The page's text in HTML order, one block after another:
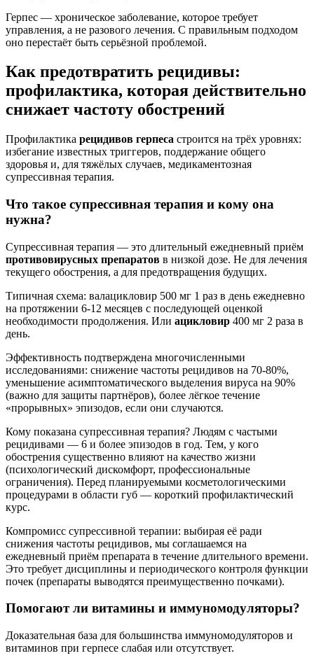
Герпес — хроническое заболевание, которое требует
управления, а не разового лечения. С правильным подходом
оно перестаёт быть серьёзной проблемой.
Как предотвратить рецидивы:
профилактика, которая действительно
снижает частоту обострений
Профилактика рецидивов герпеса строится на трёх уровнях:
избегание известных триггеров, поддержание общего
здоровья и, для тяжёлых случаев, медикаментозная
супрессивная терапия.
Что такое супрессивная терапия и кому она
нужна?
Супрессивная терапия — это длительный ежедневный приём
противовирусных препаратов в низкой дозе. Не для лечения
текущего обострения, а для предотвращения будущих.
Типичная схема: валацикловир 500 мг 1 раз в день ежедневно
на протяжении 6-12 месяцев с последующей оценкой
необходимости продолжения. Или ацикловир 400 мг 2 раза в
день.
Эффективность подтверждена многочисленными
исследованиями: снижение частоты рецидивов на 70-80%,
уменьшение асимптоматического выделения вируса на 90%
(важно для защиты партнёров), более лёгкое течение
«прорывных» эпизодов, если они случаются.
Кому показана супрессивная терапия? Людям с частыми
рецидивами — 6 и более эпизодов в год. Тем, у кого
обострения существенно влияют на качество жизни
(психологический дискомфорт, профессиональные
ограничения). Перед планируемыми косметологическими
процедурами в области губ — короткий профилактический
курс.
Компромисс супрессивной терапии: выбирая её ради
снижения частоты рецидивов, мы соглашаемся на
ежедневный приём препарата в течение длительного времени.
Это требует дисциплины и периодического контроля функции
почек (препараты выводятся преимущественно почками).
Помогают ли витамины и иммуномодуляторы?
Доказательная база для большинства иммуномодуляторов и
витаминов при герпесе слабая или отсутствует.